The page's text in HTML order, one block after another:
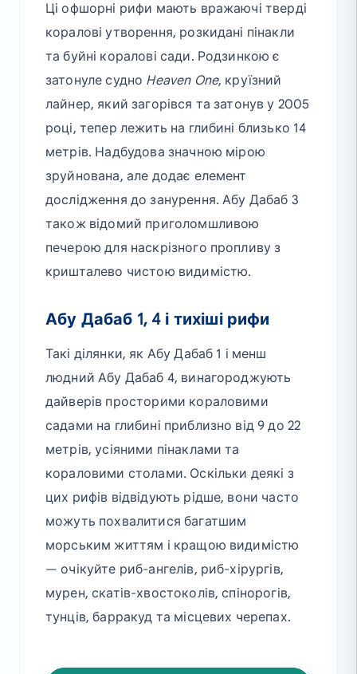
Ці офшорні рифи мають вражаючі тверді
коралові утворення, розкидані пінакли
та буйні коралові сади. Родзинкою є
затонуле судно Heaven One, круїзний
лайнер, який загорівся та затонув у 2005
році, тепер лежить на глибині близько 14
метрів. Надбудова значною мірою
зруйнована, але додає елемент
дослідження до занурення. Абу Дабаб 3
також відомий приголомшливою
печерою для наскрізного пропливу з
кришталево чистою видимістю.
Абу Дабаб 1, 4 і тихіші рифи
Такі ділянки, як Абу Дабаб 1 і менш
людний Абу Дабаб 4, винагороджують
дайверів просторими кораловими
садами на глибині приблизно від 9 до 22
метрів, усіяними пінаклами та
кораловими столами. Оскільки деякі з
цих рифів відвідують рідше, вони часто
можуть похвалитися багатшим
морським життям і кращою видимістю
— очікуйте риб-ангелів, риб-хірургів,
мурен, скатів-хвостоколів, спінорогів,
тунців, барракуд та місцевих черепах.